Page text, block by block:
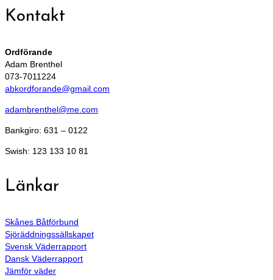
Kontakt
Ordförande
Adam Brenthel
073-7011224
abkordforande@gmail.com
adambrenthel@me.com
Bankgiro: 631 – 0122
Swish: 123 133 10 81
Länkar
Skånes Båtförbund
Sjöräddningssällskapet
Svensk Väderrapport
Dansk Väderrapport
Jämför väder